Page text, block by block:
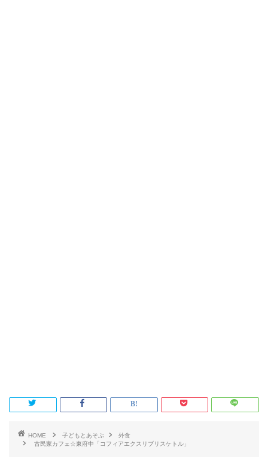
HOME 子どもとあそぶ
外食
古民家カフェ☆東府中「コフィアエクスリブリスケトル」